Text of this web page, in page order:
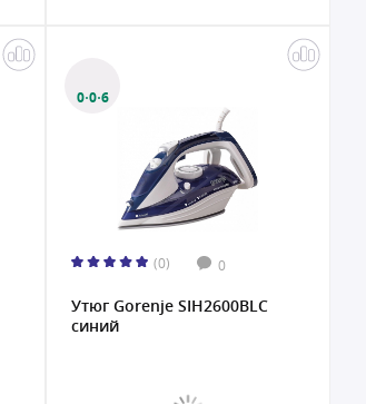
0·0·6
(0) 0
Утюг Gorenje SIH2600BLC
синий